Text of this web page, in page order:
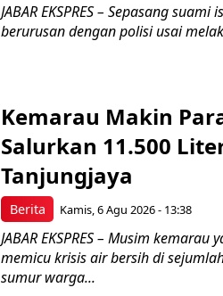
JABAR EKSPRES – Sepasang
berurusan dengan polisi usai
Berita
Kemarau Makin
Salurkan 11.500
Tanjungjaya
Kamis, 6 Agu 2026 - 13:38
JABAR EKSPRES – Musim
memicu krisis air bersih di
sumur warga...